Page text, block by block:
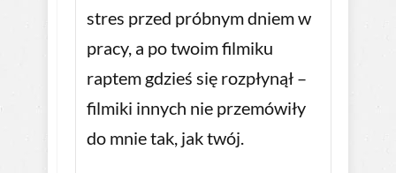
stres przed próbnym dniem w
pracy, a po twoim filmiku
raptem gdzieś się rozpłynął –
filmiki innych nie przemówiły
do mnie tak, jak twój.